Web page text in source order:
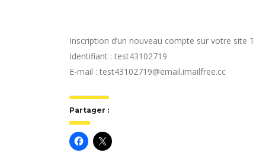
Inscription d’un nouveau compte sur votre site
Identifiant : test43102719
E-mail : test43102719@email.imailfree.cc
Partager :